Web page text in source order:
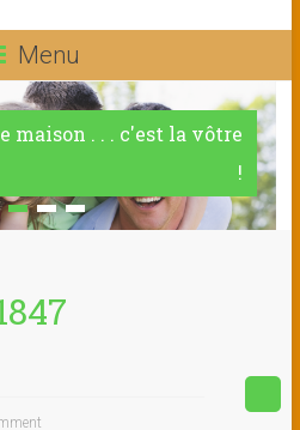
Menu
maison . . . c'est la vôtre
!